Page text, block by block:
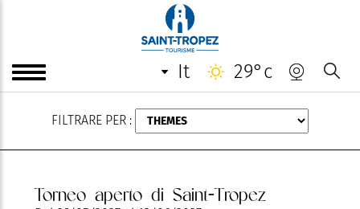
it 29°c
AGOSTO
FILTRARE PER :
Torneo aperto di Saint-Tropez